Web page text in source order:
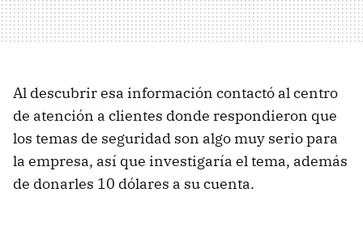
Al descubrir esa información contactó al centro
de atención a clientes donde respondieron que
los temas de seguridad son algo muy serio para
la empresa, así que investigaría el tema, además
de donarles 10 dólares a su cuenta.